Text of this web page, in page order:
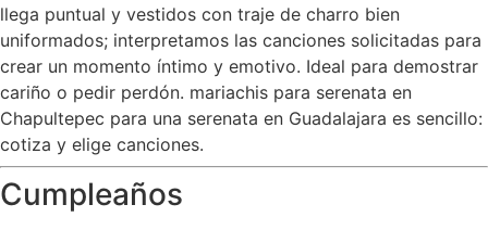
llega puntual y vestidos con traje de charro bien
uniformados; interpretamos las canciones solicitadas para
crear un momento íntimo y emotivo. Ideal para demostrar
cariño o pedir perdón. mariachis para serenata en
Chapultepec para una serenata en Guadalajara es sencillo:
cotiza y elige canciones.
Cumpleaños